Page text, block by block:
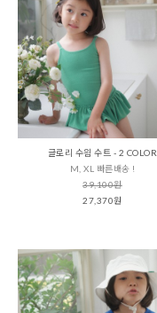
글로리 수읨 수트 - 2 COLOR
M, XL 빠른배송 !
39,100원
27,370원